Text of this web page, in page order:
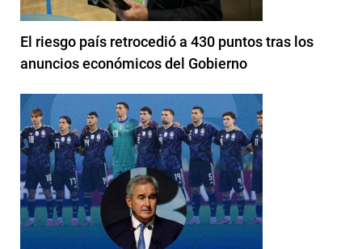
El riesgo país retrocedió a 430 puntos tras los
anuncios económicos del Gobierno